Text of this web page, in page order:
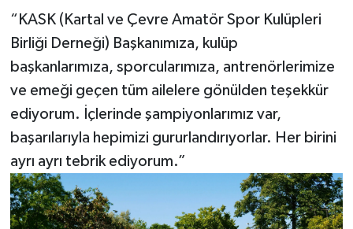
“KASK (Kartal ve Çevre Amatör Spor Kulüpleri
Birliği Derneği) Başkanımıza, kulüp
başkanlarımıza, sporcularımıza, antrenörlerimize
ve emeği geçen tüm ailelere gönülden teşekkür
ediyorum. İçlerinde şampiyonlarımız var,
başarılarıyla hepimizi gururlandırıyorlar. Her birini
ayrı ayrı tebrik ediyorum.”